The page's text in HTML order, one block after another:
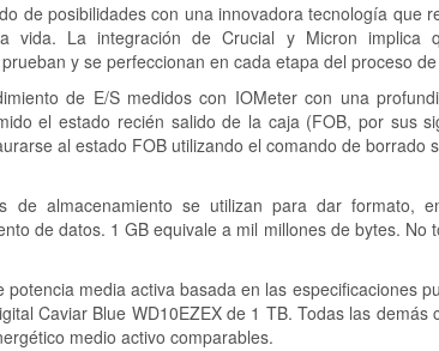
de posibilidades con una innovadora tecnología que
vida. La integración de Crucial y Micron implica
y se perfeccionan en cada etapa del proceso
de E/S medidos con IOMeter con una
el estado recién salido de la caja (FOB, por sus
al estado FOB utilizando el comando de borrado
de almacenamiento se utilizan para dar formato,
de datos. 1 GB equivale a mil millones de bytes. No
media activa basada en las especificaciones
Caviar Blue WD10EZEX de 1 TB. Todas las
medio activo comparables.